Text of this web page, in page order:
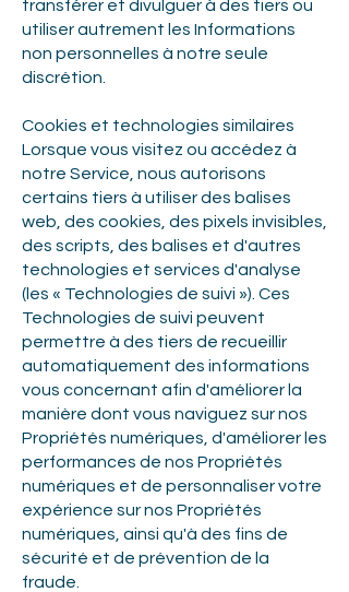
transférer et divulguer à des tiers ou
utiliser autrement les Informations
non personnelles à notre seule
discrétion.
Cookies et technologies similaires
Lorsque vous visitez ou accédez à
notre Service, nous autorisons
certains tiers à utiliser des balises
web, des cookies, des pixels invisibles,
des scripts, des balises et d'autres
technologies et services d'analyse
(les « Technologies de suivi »). Ces
Technologies de suivi peuvent
permettre à des tiers de recueillir
automatiquement des informations
vous concernant afin d'améliorer la
manière dont vous naviguez sur nos
Propriétés numériques, d'améliorer les
performances de nos Propriétés
numériques et de personnaliser votre
expérience sur nos Propriétés
numériques, ainsi qu'à des fins de
sécurité et de prévention de la
fraude.